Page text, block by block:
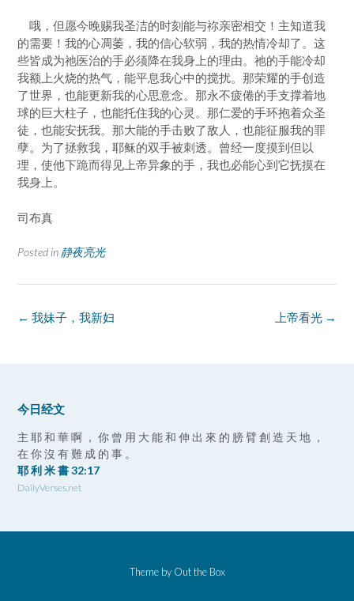
哦，但愿今晚赐我圣洁的时刻能与祢亲密相交！主知道我
的需要！我的心凋萎，我的信心软弱，我的热情冷却了。这
些皆成为祂医治的手必须降在我身上的理由。祂的手能冷却
我额上火烧的热气，能平息我心中的搅扰。那荣耀的手创造
了世界，也能更新我的心思意念。那永不疲倦的手支撑着地
球的巨大柱子，也能托住我的心灵。那仁爱的手环抱着众圣
徒，也能安抚我。那大能的手击败了敌人，也能征服我的罪
孽。为了拯救我，耶稣的双手被刺透。曾经一度摸到但以
理，使他下跪而得见上帝异象的手，我也必能心到它抚摸在
我身上。
司布真
Posted in 静夜亮光
Post
上帝看光 →
← 我妹子，我新妇
今日经文
主 耶 和 華 啊 ， 你 曾 用 大 能 和 伸 出 來 的 膀 臂 創 造 天 地 ，
在 你 沒 有 難 成 的 事 。
耶 利 米 書 32:17
DailyVerses.net
Theme by Out the Box